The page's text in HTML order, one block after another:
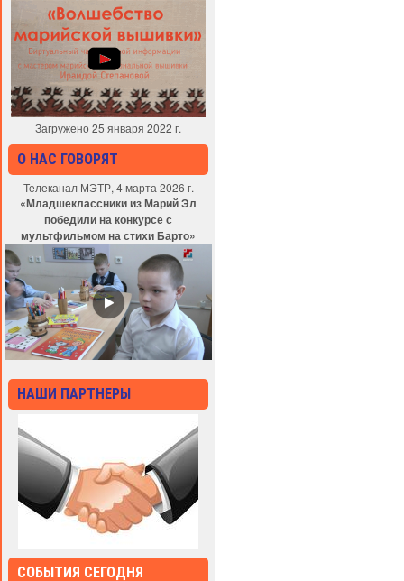
Загружено 25 января 2022 г.
О НАС ГОВОРЯТ
Телеканал МЭТР, 4 марта 2026 г.
«Младшеклассники из Марий Эл
победили на конкурсе с
мультфильмом на стихи Барто»
НАШИ ПАРТНЕРЫ
СОБЫТИЯ СЕГОДНЯ